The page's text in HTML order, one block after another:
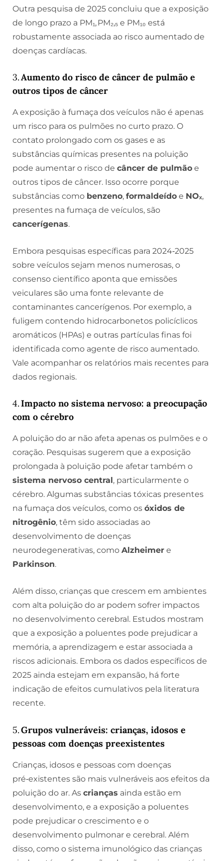
Outra pesquisa de 2025 concluiu que a exposição
de longo prazo a PM₁, PM₂,₅ e PM₁₀ está
robustamente associada ao risco aumentado de
doenças cardíacas.
3.Aumento do risco de câncer de pulmão e
outros tipos de câncer
A exposição à fumaça dos veículos não é apenas
um risco para os pulmões no curto prazo. O
contato prolongado com os gases e as
substâncias químicas presentes na poluição
pode aumentar o risco de câncer de pulmão e
outros tipos de câncer. Isso ocorre porque
substâncias como benzeno, formaldeído e NOₓ,
presentes na fumaça de veículos, são
cancerígenas.
Embora pesquisas específicas para 2024‑2025
sobre veículos sejam menos numerosas, o
consenso científico aponta que emissões
veiculares são uma fonte relevante de
contaminantes cancerígenos. Por exemplo, a
fuligem contendo hidrocarbonetos policíclicos
aromáticos (HPAs) e outras partículas finas foi
identificada como agente de risco aumentado.
Vale acompanhar os relatórios mais recentes para
dados regionais.
4.Impacto no sistema nervoso: a preocupação
com o cérebro
A poluição do ar não afeta apenas os pulmões e o
coração. Pesquisas sugerem que a exposição
prolongada à poluição pode afetar também o
sistema nervoso central , particularmente o
cérebro. Algumas substâncias tóxicas presentes
na fumaça dos veículos, como os óxidos de
nitrogênio, têm sido associadas ao
desenvolvimento de doenças
neurodegenerativas, como Alzheimer e
Parkinson.
Além disso, crianças que crescem em ambientes
com alta poluição do ar podem sofrer impactos
no desenvolvimento cerebral. Estudos mostram
que a exposição a poluentes pode prejudicar a
memória, a aprendizagem e estar associada a
riscos adicionais. Embora os dados específicos de
2025 ainda estejam em expansão, há forte
indicação de efeitos cumulativos pela literatura
recente.
5.Grupos vulneráveis: crianças, idosos e
pessoas com doenças preexistentes
Crianças, idosos e pessoas com doenças
pré‑existentes são mais vulneráveis aos efeitos da
poluição do ar. As crianças ainda estão em
desenvolvimento, e a exposição a poluentes
pode prejudicar o crescimento e o
desenvolvimento pulmonar e cerebral. Além
disso, como o sistema imunológico das crianças